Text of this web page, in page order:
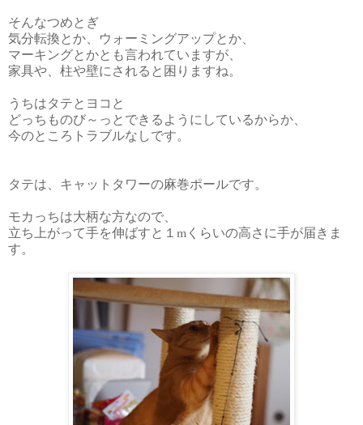
そんなつめとぎ
気分転換とか、ウォーミングアップとか、
マーキングとかとも言われていますが、
家具や、柱や壁にされると困りますね。
うちはタテとヨコと
どっちものび～っとできるようにしているからか、
今のところトラブルなしです。
タテは、キャットタワーの麻巻ポールです。
モカっちは大柄な方なので、
立ち上がって手を伸ばすと１mくらいの高さに手が届きま
す。